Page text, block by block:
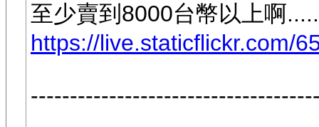
至少賣到8000台幣以上啊
https://live.staticflickr.com/